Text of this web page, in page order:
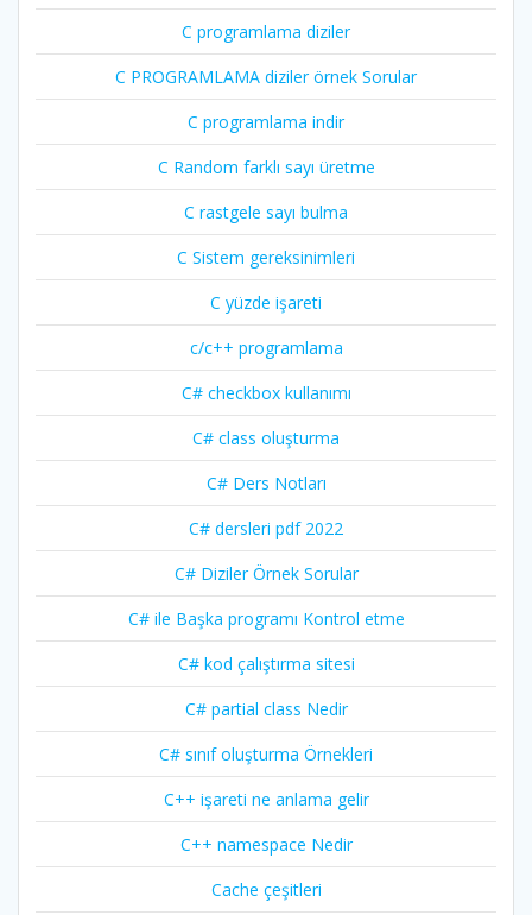
C programlama diziler
C PROGRAMLAMA diziler örnek Sorular
C programlama indir
C Random farklı sayı üretme
C rastgele sayı bulma
C Sistem gereksinimleri
C yüzde işareti
c/c++ programlama
C# checkbox kullanımı
C# class oluşturma
C# Ders Notları
C# dersleri pdf 2022
C# Diziler Örnek Sorular
C# ile Başka programı Kontrol etme
C# kod çalıştırma sitesi
C# partial class Nedir
C# sınıf oluşturma Örnekleri
C++ işareti ne anlama gelir
C++ namespace Nedir
Cache çeşitleri